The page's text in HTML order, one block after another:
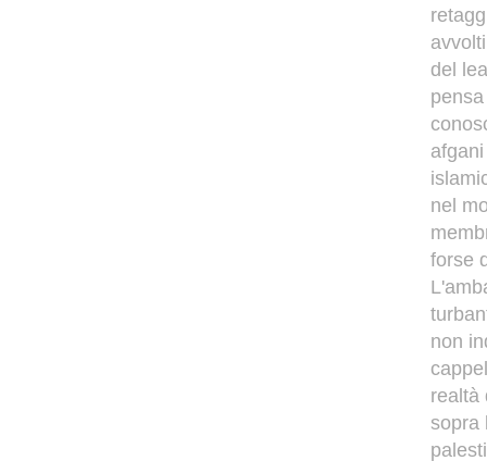
del
nel
forse
non
realtà
sopra